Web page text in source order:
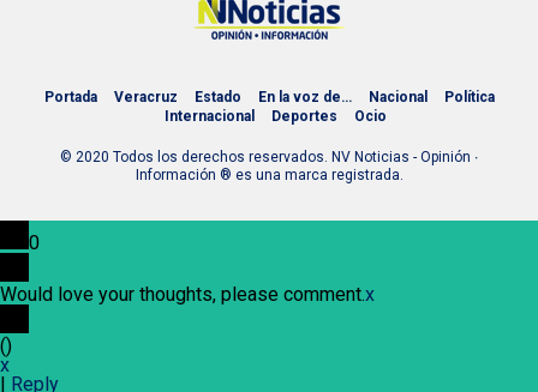
Portada Veracruz Estado En la voz de… Nacional
Política
Internacional
Deportes Ocio
© 2020 Todos los derechos reservados. NV Noticias - Opinión ∙
Información ® es una marca registrada.
0
Would love your thoughts, please comment.x
()
x
| Reply